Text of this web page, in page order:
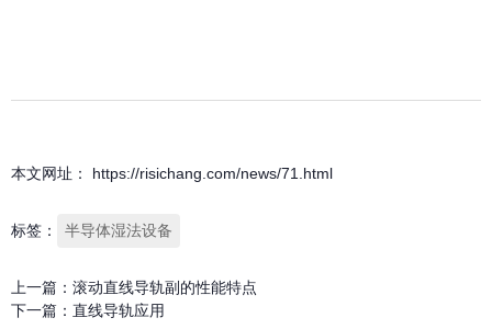
本文网址： https://risichang.com/news/71.html
标签： 半导体湿法设备
上一篇： 滚动直线导轨副的性能特点
下一篇： 直线导轨应用